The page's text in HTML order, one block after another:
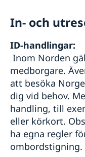
In- och
ID-handlingar:
Inom Norden
medborgare.
att besöka
dig vid behov.
handling, till
eller körkort.
ha egna regler
ombordstigning.